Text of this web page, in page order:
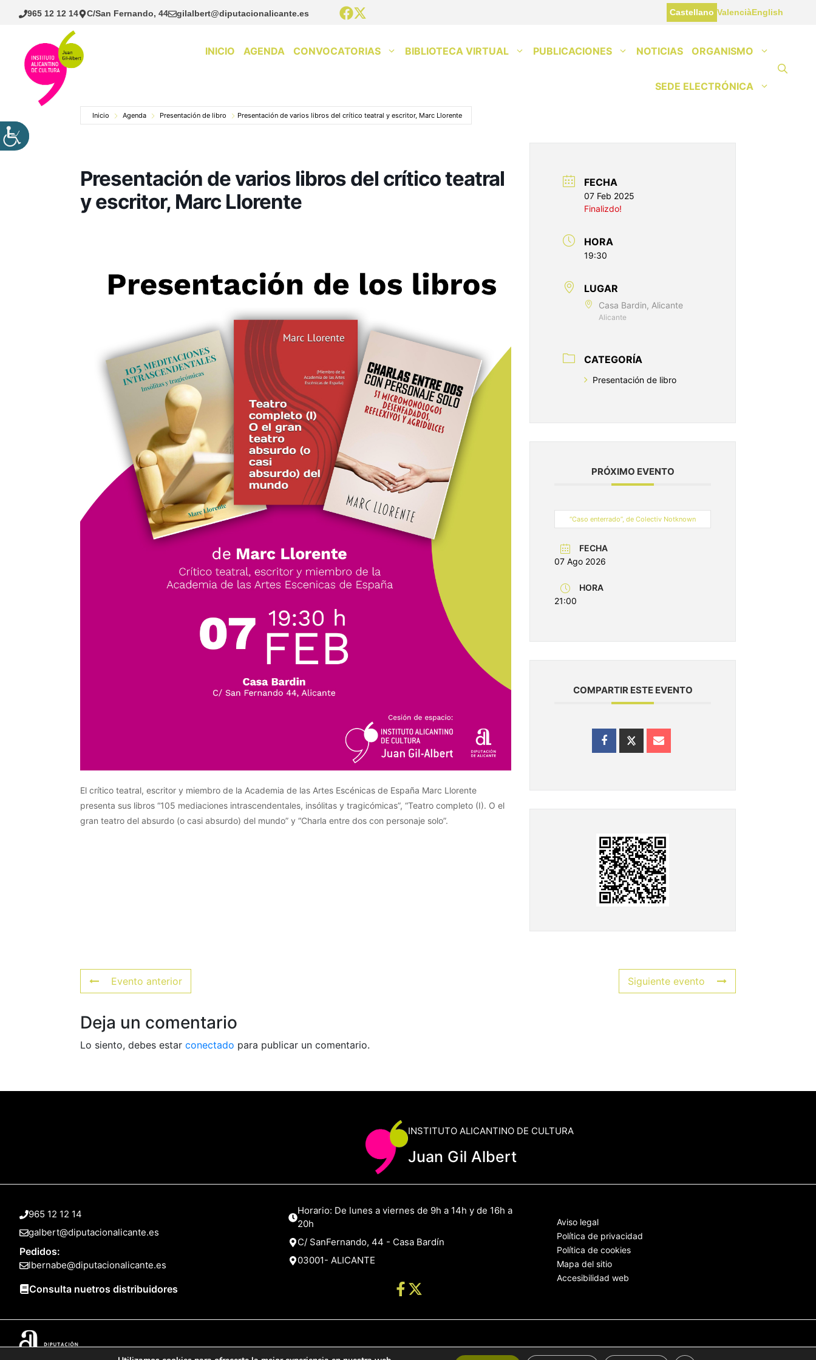
Saltar
965 12 12 14 C/San Fernando, 44 gilalbert@diputacionalicante.es Castellano ValenciàEnglish
INICIO AGENDA CONVOCATORIAS BIBLIOTECA VIRTUAL PUBLICACIONES NOTICIAS ORGANISMO
SEDE ELECTRÓNICA
Inicio Agenda Presentación de libro Presentación de varios libros del crítico teatral y escritor, Marc Llorente
Presentación de varios libros del crítico teatral
y escritor, Marc Llorente
El crítico teatral, escritor y miembro de la Academia de las Artes Escénicas de España Marc Llorente
presenta sus libros “105 mediaciones intrascendentales, insólitas y tragicómicas”, “Teatro completo (I). O el
gran teatro del absurdo (o casi absurdo) del mundo” y “Charla entre dos con personaje solo”.
FECHA
07 Feb 2025
Finalizdo!
HORA
19:30
LUGAR
Casa Bardin, Alicante
Alicante
CATEGORÍA
Presentación de libro
PRÓXIMO EVENTO
“Caso enterrado”, de Colectiv Notknown
FECHA
07 Ago 2026
HORA
21:00
COMPARTIR ESTE EVENTO
Evento anterior Siguiente evento
Deja un comentario
Lo siento, debes estar conectado para publicar un comentario.
INSTITUTO ALICANTINO DE CULTURA
Juan Gil Albert
965 12 12 14
galbert@diputacionalicante.es
Pedidos:
lbernabe@diputacionalicante.es
Consulta nuetros distribuidores
Horario: De lunes a viernes de 9h a 14h y de 16h a
20h
C/ SanFernando, 44 - Casa Bardín
03001- ALICANTE
Aviso legal
Política de privacidad
Política de cookies
Mapa del sitio
Accesibilidad web